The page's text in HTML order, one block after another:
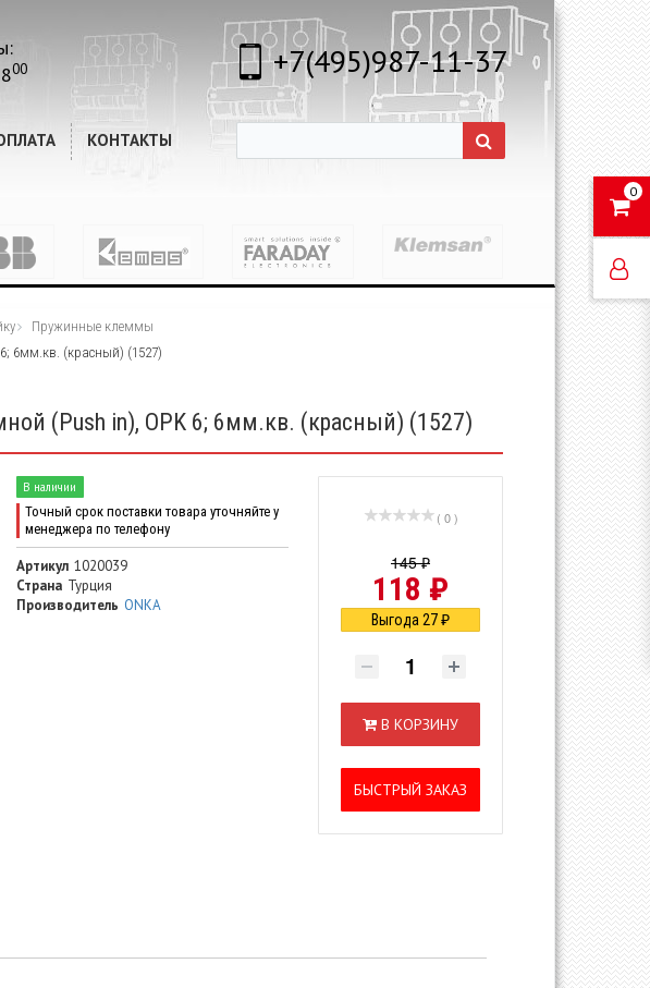
0
00 +7(495)987-11-37
КОНТАКТЫ
Пружинные клеммы
6мм.кв. (красный) (1527)
(Push in), OPK 6; 6мм.кв. (красный) (1527)
( 0 )
145 ₽
118 ₽
Выгода 27 ₽
В КОРЗИНУ
БЫСТРЫЙ ЗАКАЗ
В наличии
Точный срок поставки товара уточняйте у
менеджера по телефону
Артикул 1020039
Страна Турция
Производитель ONKA